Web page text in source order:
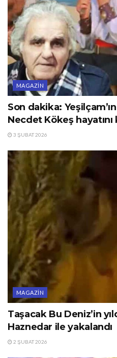
MAGAZIN
Son dakika:
Necdet Kökeş
3 ŞUBAT 2026
MAGAZIN
Taşacak Bu Deniz’in
Haznedar ile yakalandı
2 ŞUBAT 2026